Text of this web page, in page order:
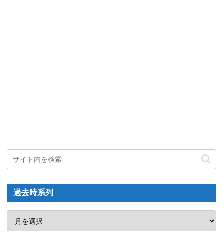
過去時系列